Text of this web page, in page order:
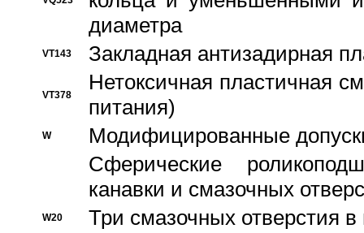
диаметра
VT143 Закладная антизадирная
VT378
Нетоксичная пластичная
питания)
W
Модифицированные
Сферические
канавки и смазочных
W20 Три смазочных отверстия